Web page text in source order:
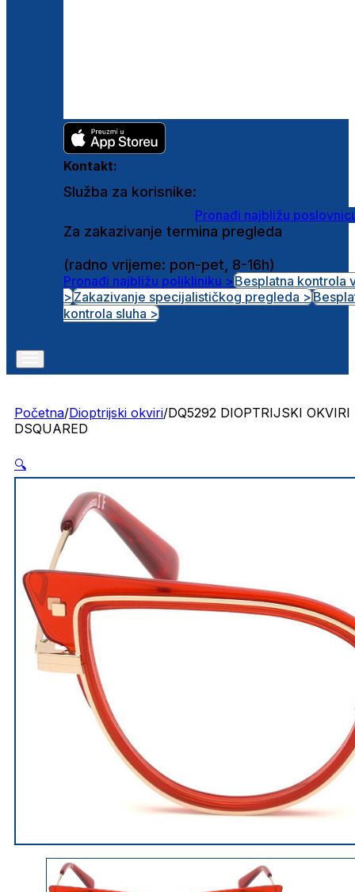
Kontakt:
Služba za korisnike:
Pronađi najbližu
Za zakazivanje termina pregleda
(radno vrijeme: pon-pet, 8-16h)
Pronađi najbližu polikliniku >Besplatna kontrola
>Zakazivanje specijalističkog pregleda >
kontrola sluha >
Početna/Dioptrijski okviri/DQ5292 DIOPTRIJSKI OKVIRI
DSQUARED
🔍